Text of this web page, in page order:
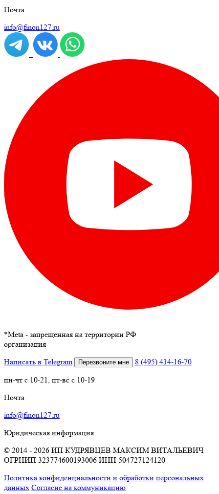
Почта
info@finon127.ru
*Meta - запрещенная на территории РФ
организация
Написать в Telegram
Перезвоните мне
8 (495) 414-16-70
пн-чт с 10-21, пт-вс с 10-19
Почта
info@finon127.ru
Юридическая информация
© 2014 - 2026 ИП КУДРЯВЦЕВ МАКСИМ ВИТАЛЬЕВИЧ
ОГРНИП 323774600193006 ИНН 504727124120
Политика конфиденциальности и обработки персональных
данных Согласие на коммуникацию